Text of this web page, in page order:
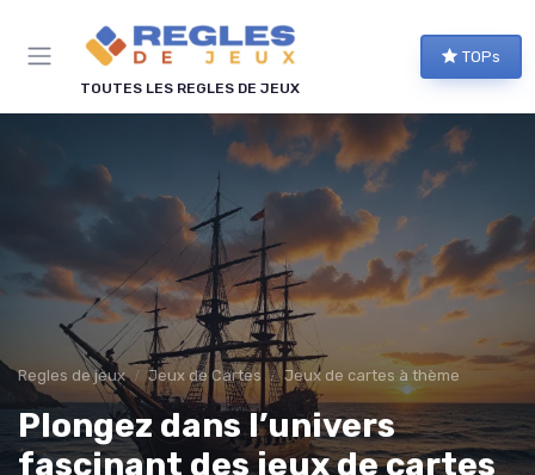
TOUTES LES REGLES DE JEUX
TOPs
Regles de jeux Jeux de Cartes Jeux de cartes à thème
Plongez dans l’univers
fascinant des jeux de cartes